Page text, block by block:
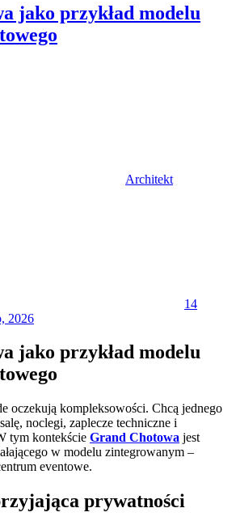
jako przykład modelu
Architekt
14
2026
jako przykład modelu
oczekują kompleksowości. Chcą jednego
noclegi, zaplecze techniczne i
tym kontekście Grand Chotowa jest
w modelu zintegrowanym –
eventowe.
prywatności